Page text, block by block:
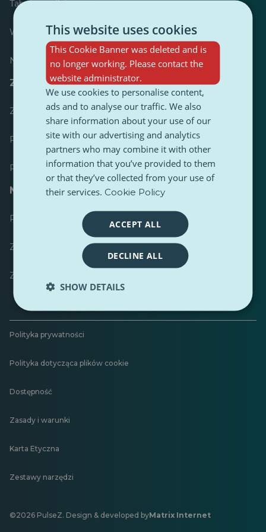
Tabela wyników
Większość opublikowanych
Najczęściej śledzony
Zasoby dla dziennikarzy
Zestawy narzędzi
Przewodnik stylistyczny treści PulseZ
Przewodnik po postach dla współtwórców PulseZ
Najczęściej zadawane pytania
Prześlij żądanie
Zgłoś problem
Zostaw opinię
Polityka prywatności
Polityka dotycząca plików cookie
Dostępność
Zasady i warunki
Karta Etyczna
Zestawy narzędzi
©2026 PulseZ. Design & developed byMatrix Internet
Otwiera
This website uses cookies
This Cookie Banner was deleted and is
no longer working. Please contact the
website administrator.
We use cookies to personalise content,
ads and to analyse our traffic. We also
share information about your use of our
site with our advertising and analytics
partners who may combine it with other
information that you’ve provided to them
or that they’ve collected from your use of
their services. Cookie Policy
ACCEPT ALL
DECLINE ALL
SHOW DETAILS